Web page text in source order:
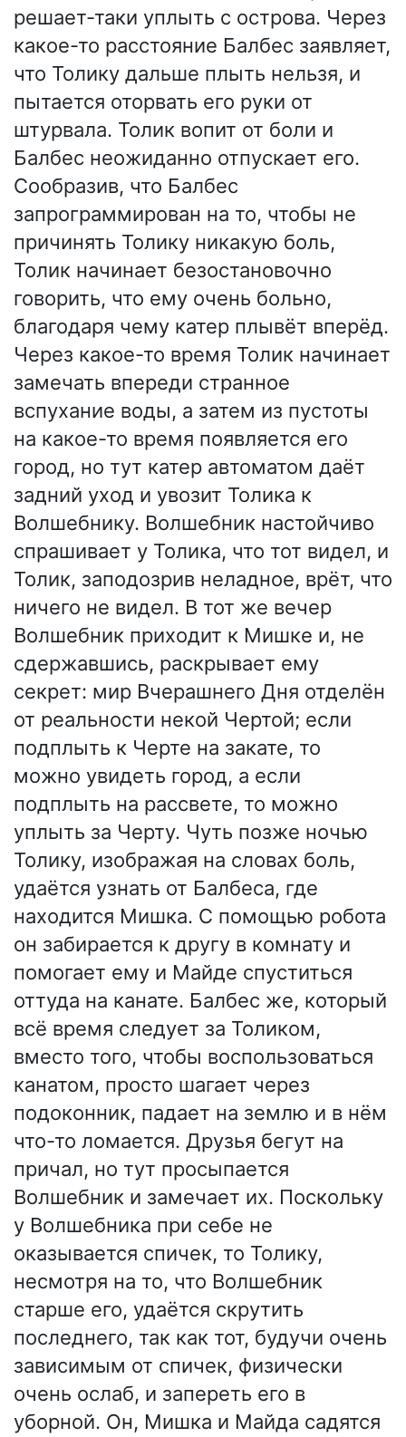
решает-таки уплыть с острова. Через
какое-то расстояние Балбес заявляет,
что Толику дальше плыть нельзя, и
пытается оторвать его руки от
штурвала. Толик вопит от боли и
Балбес неожиданно отпускает его.
Сообразив, что Балбес
запрограммирован на то, чтобы не
причинять Толику никакую боль,
Толик начинает безостановочно
говорить, что ему очень больно,
благодаря чему катер плывёт вперёд.
Через какое-то время Толик начинает
замечать впереди странное
вспухание воды, а затем из пустоты
на какое-то время появляется его
город, но тут катер автоматом даёт
задний уход и увозит Толика к
Волшебнику. Волшебник настойчиво
спрашивает у Толика, что тот видел, и
Толик, заподозрив неладное, врёт, что
ничего не видел. В тот же вечер
Волшебник приходит к Мишке и, не
сдержавшись, раскрывает ему
секрет: мир Вчерашнего Дня отделён
от реальности некой Чертой; если
подплыть к Черте на закате, то
можно увидеть город, а если
подплыть на рассвете, то можно
уплыть за Черту. Чуть позже ночью
Толику, изображая на словах боль,
удаётся узнать от Балбеса, где
находится Мишка. С помощью робота
он забирается к другу в комнату и
помогает ему и Майде спуститься
оттуда на канате. Балбес же, который
всё время следует за Толиком,
вместо того, чтобы воспользоваться
канатом, просто шагает через
подоконник, падает на землю и в нём
что-то ломается. Друзья бегут на
причал, но тут просыпается
Волшебник и замечает их. Поскольку
у Волшебника при себе не
оказывается спичек, то Толику,
несмотря на то, что Волшебник
старше его, удаётся скрутить
последнего, так как тот, будучи очень
зависимым от спичек, физически
очень ослаб, и запереть его в
уборной. Он, Мишка и Майда садятся